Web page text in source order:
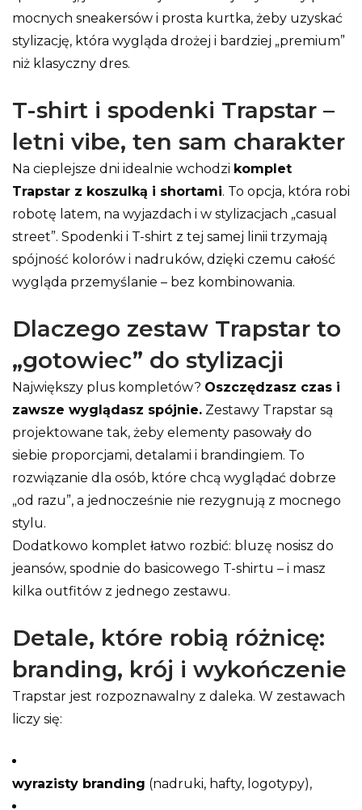
mocnych sneakersów i prosta kurtka, żeby uzyskać
stylizację, która wygląda drożej i bardziej „premium”
niż klasyczny dres.
T-shirt i spodenki Trapstar –
letni vibe, ten sam charakter
Na cieplejsze dni idealnie wchodzi komplet
Trapstar z koszulką i shortami. To opcja, która robi
robotę latem, na wyjazdach i w stylizacjach „casual
street”. Spodenki i T-shirt z tej samej linii trzymają
spójność kolorów i nadruków, dzięki czemu całość
wygląda przemyślanie – bez kombinowania.
Dlaczego zestaw Trapstar to
„gotowiec” do stylizacji
Największy plus kompletów? Oszczędzasz czas i
zawsze wyglądasz spójnie. Zestawy Trapstar są
projektowane tak, żeby elementy pasowały do
siebie proporcjami, detalami i brandingiem. To
rozwiązanie dla osób, które chcą wyglądać dobrze
„od razu”, a jednocześnie nie rezygnują z mocnego
stylu.
Dodatkowo komplet łatwo rozbić: bluzę nosisz do
jeansów, spodnie do basicowego T-shirtu – i masz
kilka outfitów z jednego zestawu.
Detale, które robią różnicę:
branding, krój i wykończenie
Trapstar jest rozpoznawalny z daleka. W zestawach
liczy się:
wyrazisty branding (nadruki, hafty, logotypy),